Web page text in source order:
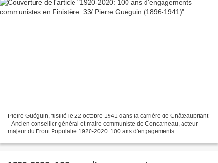
Pierre Guéguin, fusillé le 22 octobre 1941 dans la carrière de Châteaubriant
- Ancien conseiller général et maire communiste de Concarneau, acteur
majeur du Front Populaire 1920-2020: 100 ans d'engagements